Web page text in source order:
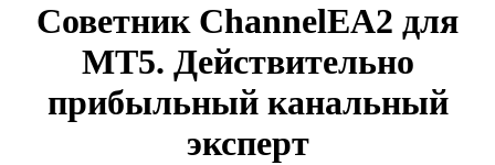
Советник ChannelEA2 для
МТ5. Действительно
прибыльный канальный
эксперт